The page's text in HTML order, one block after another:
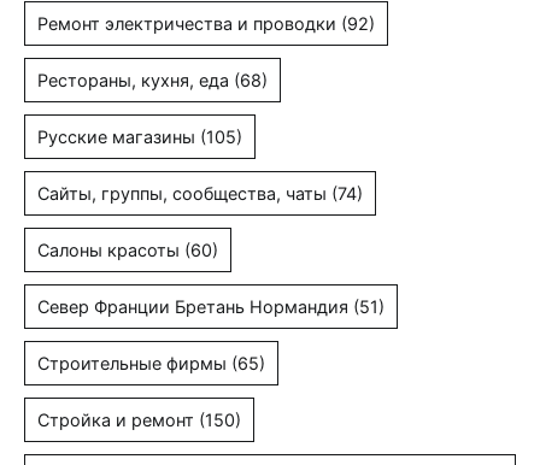
Ремонт электричества и проводки (92)
Рестораны, кухня, еда (68)
Русские магазины (105)
Сайты, группы, сообщества, чаты (74)
Салоны красоты (60)
Север Франции Бретань Нормандия (51)
Строительные фирмы (65)
Стройка и ремонт (150)